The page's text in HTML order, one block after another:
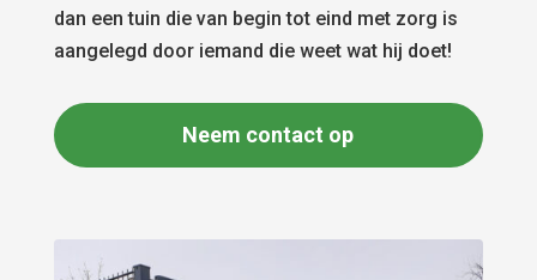
dan een tuin die van begin tot eind met zorg is
aangelegd door iemand die weet wat hij doet!
Neem contact op